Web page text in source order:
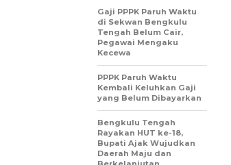
Gaji PPPK Paruh Waktu
di Sekwan Bengkulu
Tengah Belum Cair,
Pegawai Mengaku
Kecewa
PPPK Paruh Waktu
Kembali Keluhkan Gaji
yang Belum Dibayarkan
Bengkulu Tengah
Rayakan HUT ke-18,
Bupati Ajak Wujudkan
Daerah Maju dan